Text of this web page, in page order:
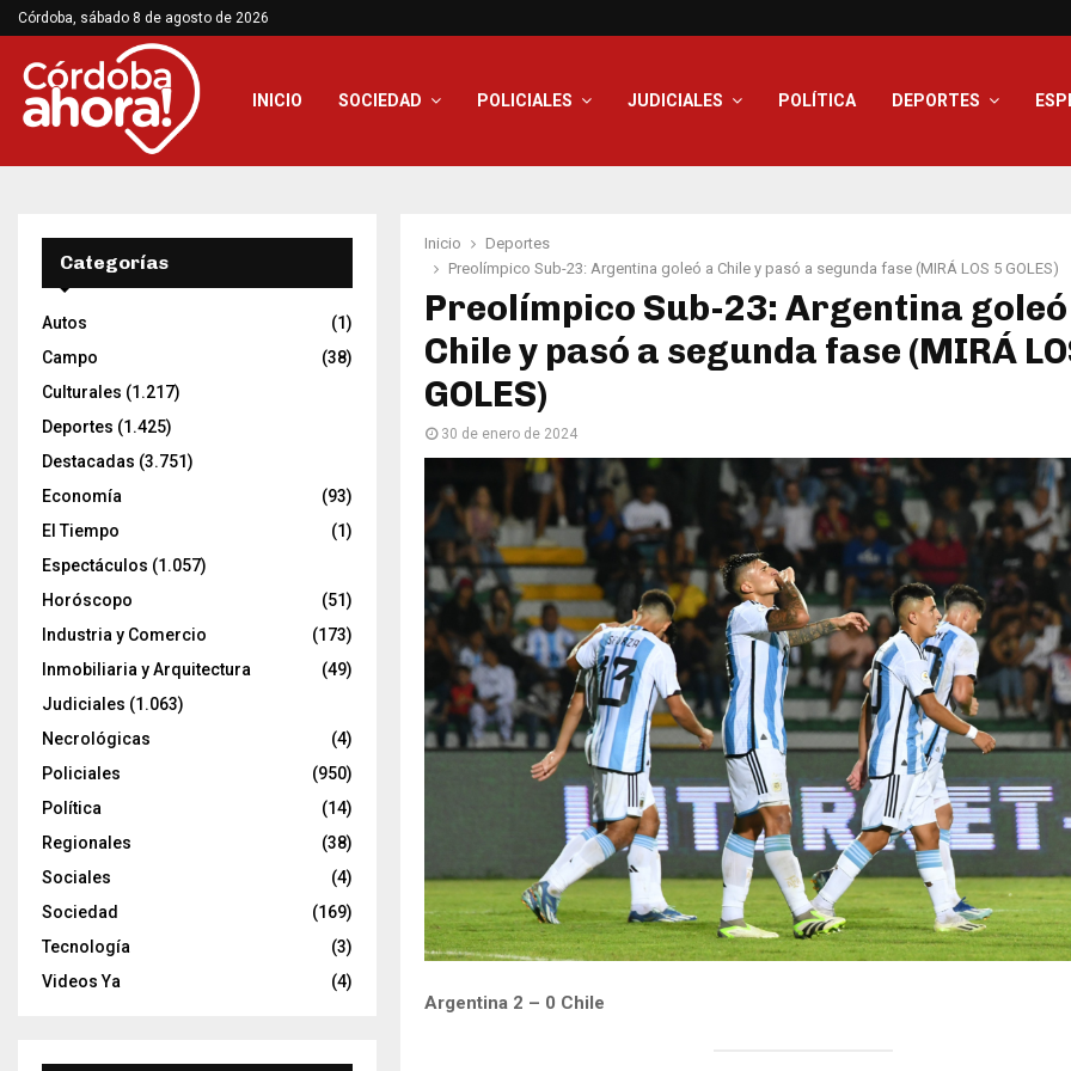
Córdoba, sábado 8 de agosto de 2026
INICIO SOCIEDAD POLICIALES JUDICIALES POLÍTICA DEPORTES
Inicio
Deportes
Preolímpico Sub-23: Argentina goleó a Chile y pasó a segunda fase (MIRÁ LOS 5 GOLES)
Preolímpico Sub-23: Argentina
Chile y pasó a segunda fase (MIRÁ
GOLES)
30 de enero de 2024
Argentina 2 – 0 Chile
Categorías
Autos
(1)
Campo
(38)
Culturales (1.217)
Deportes (1.425)
Destacadas (3.751)
Economía
(93)
El Tiempo
(1)
Espectáculos (1.057)
Horóscopo
(51)
Industria y Comercio
(173)
Inmobiliaria y Arquitectura
(49)
Judiciales (1.063)
Necrológicas
(4)
Policiales
(950)
Política
(14)
Regionales
(38)
Sociales
(4)
Sociedad
(169)
Tecnología
(3)
Videos Ya
(4)